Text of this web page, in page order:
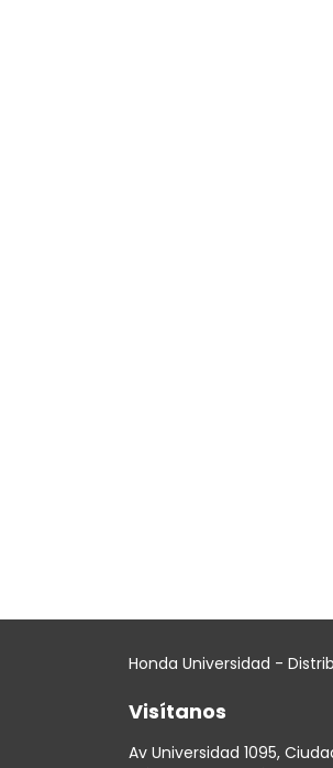
Honda Universidad -
Visítanos
Av Universidad 1095,